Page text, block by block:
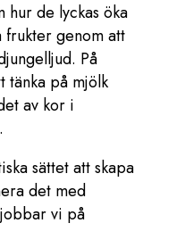
hur de lyckas öka
frukter genom att
På
tänka på mjölk
av kor i
sättet att skapa
det med
vi på